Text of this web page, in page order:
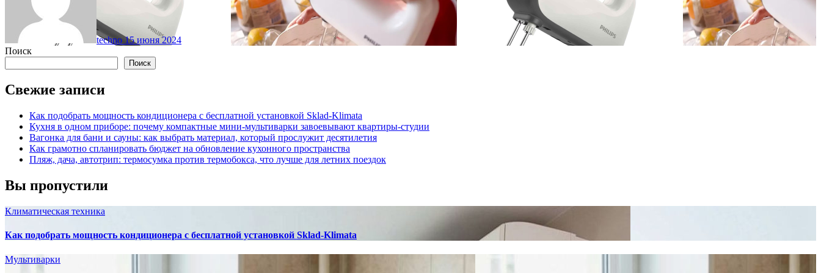
techno 15 июня 2024
Поиск
Поиск
Свежие записи
Как подобрать мощность кондиционера с бесплатной установкой Sklad-Klimata
Кухня в одном приборе: почему компактные мини-мультиварки завоевывают квартиры-студии
Вагонка для бани и сауны: как выбрать материал, который прослужит десятилетия
Как грамотно спланировать бюджет на обновление кухонного пространства
Пляж, дача, автотрип: термосумка против термобокса, что лучше для летних поездок
Вы пропустили
Климатическая техника
Как подобрать мощность кондиционера с бесплатной установкой Sklad-Klimata
Мультиварки